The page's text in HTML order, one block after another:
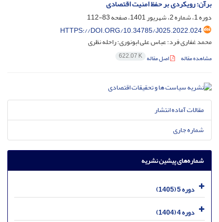
برآن: رویکردی بر حفظ امنیت اقتصادی
دوره 1، شماره 2، شهریور 1401، صفحه
83-112
HTTPS://DOI.ORG/10.34785/J025.2022.024
محمد غفاری فرد؛ عباس علی ابونوری؛ راحله نظری
مشاهده مقاله اصل مقاله 622.07 K
مقالات آماده انتشار
شماره جاری
شماره‌های پیشین نشریه
دوره 5 (1405)
دوره 4 (1404)